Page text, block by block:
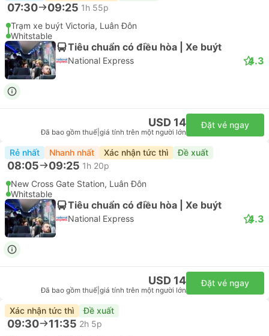
07:30 09:25 1h 55p
Trạm xe buýt Victoria, Luân Đôn
Whitstable
Tiêu chuẩn có điều hòa | Xe buýt
National Express 4.3
USD 14
Đã bao gồm thuế giá tính trên một người lớn
Đặt vé ngay
Rẻ nhất Nhanh nhất Xác nhận tức thì Đề xuất
08:05 09:25 1h 20p
New Cross Gate Station, Luân Đôn
Whitstable
Tiêu chuẩn có điều hòa | Xe buýt
National Express 4.3
USD 14
Đã bao gồm thuế giá tính trên một người lớn
Đặt vé ngay
Xác nhận tức thì Đề xuất
09:30 11:35 2h 5p